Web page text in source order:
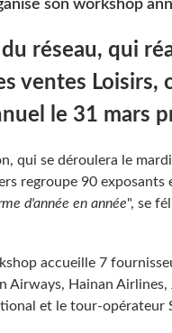
son workshop
réseau, qui
ventes Loisirs,
le 31 mars
qui se déroulera le
regroupe 90 exposants
d'année en année", se
accueille 7
Airways, Hainan
et le tour-opérateur